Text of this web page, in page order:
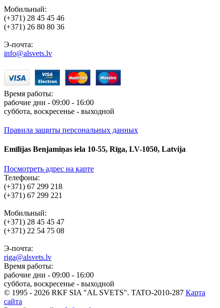
Мобильный:
(+371) 28 45 45 46
(+371) 26 80 80 36
Э-почта:
info@alsvets.lv
Время работы:
рабочие дни - 09:00 - 16:00
суббота, воскресенье - выходной
Правила защиты персональных данных
Emīlijas Benjamiņas iela 10-55, Rīga, LV-1050, Latvija
Посмотреть адрес на карте
Телефоны:
(+371) 67 299 218
(+371) 67 299 221
Мобильный:
(+371) 28 45 45 47
(+371) 22 54 75 08
Э-почта:
riga@alsvets.lv
Время работы:
рабочие дни - 09:00 - 16:00
суббота, воскресенье - выходной
© 1995 - 2026 RKF SIA "AL SVETS". TATO-2010-287 Карта
сайта